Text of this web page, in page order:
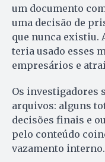
um documento
uma decisão de
que nunca existiu.
teria usado esses
empresários e
Os investigadores
arquivos: alguns
decisões finais e
pelo conteúdo
vazamento interno.